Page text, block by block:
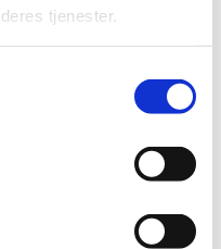
tjenester.